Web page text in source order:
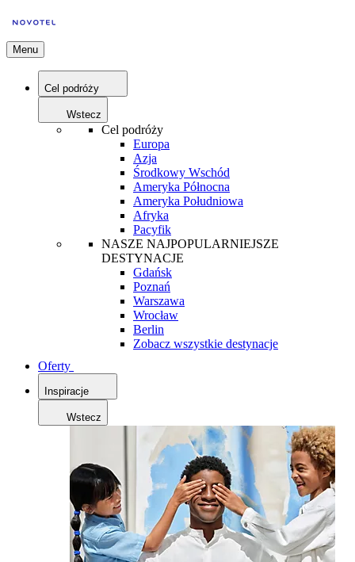
Menu
Cel podróży
Wstecz
Cel podróży
Europa
Azja
Środkowy Wschód
Ameryka Północna
Ameryka Południowa
Afryka
Pacyfik
NASZE NAJPOPULARNIEJSZE
DESTYNACJE
Gdańsk
Poznań
Warszawa
Wrocław
Berlin
Zobacz wszystkie destynacje
Oferty
Inspiracje
Wstecz